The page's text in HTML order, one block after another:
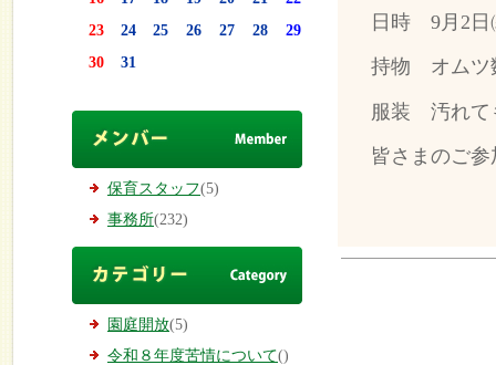
23
24 25 26 27 28
29
30
31
保育スタッフ(5)
事務所(232)
園庭開放(5)
令和８年度苦情について()
日時 9月2
持物 オム
服装 汚れて
皆さまのご